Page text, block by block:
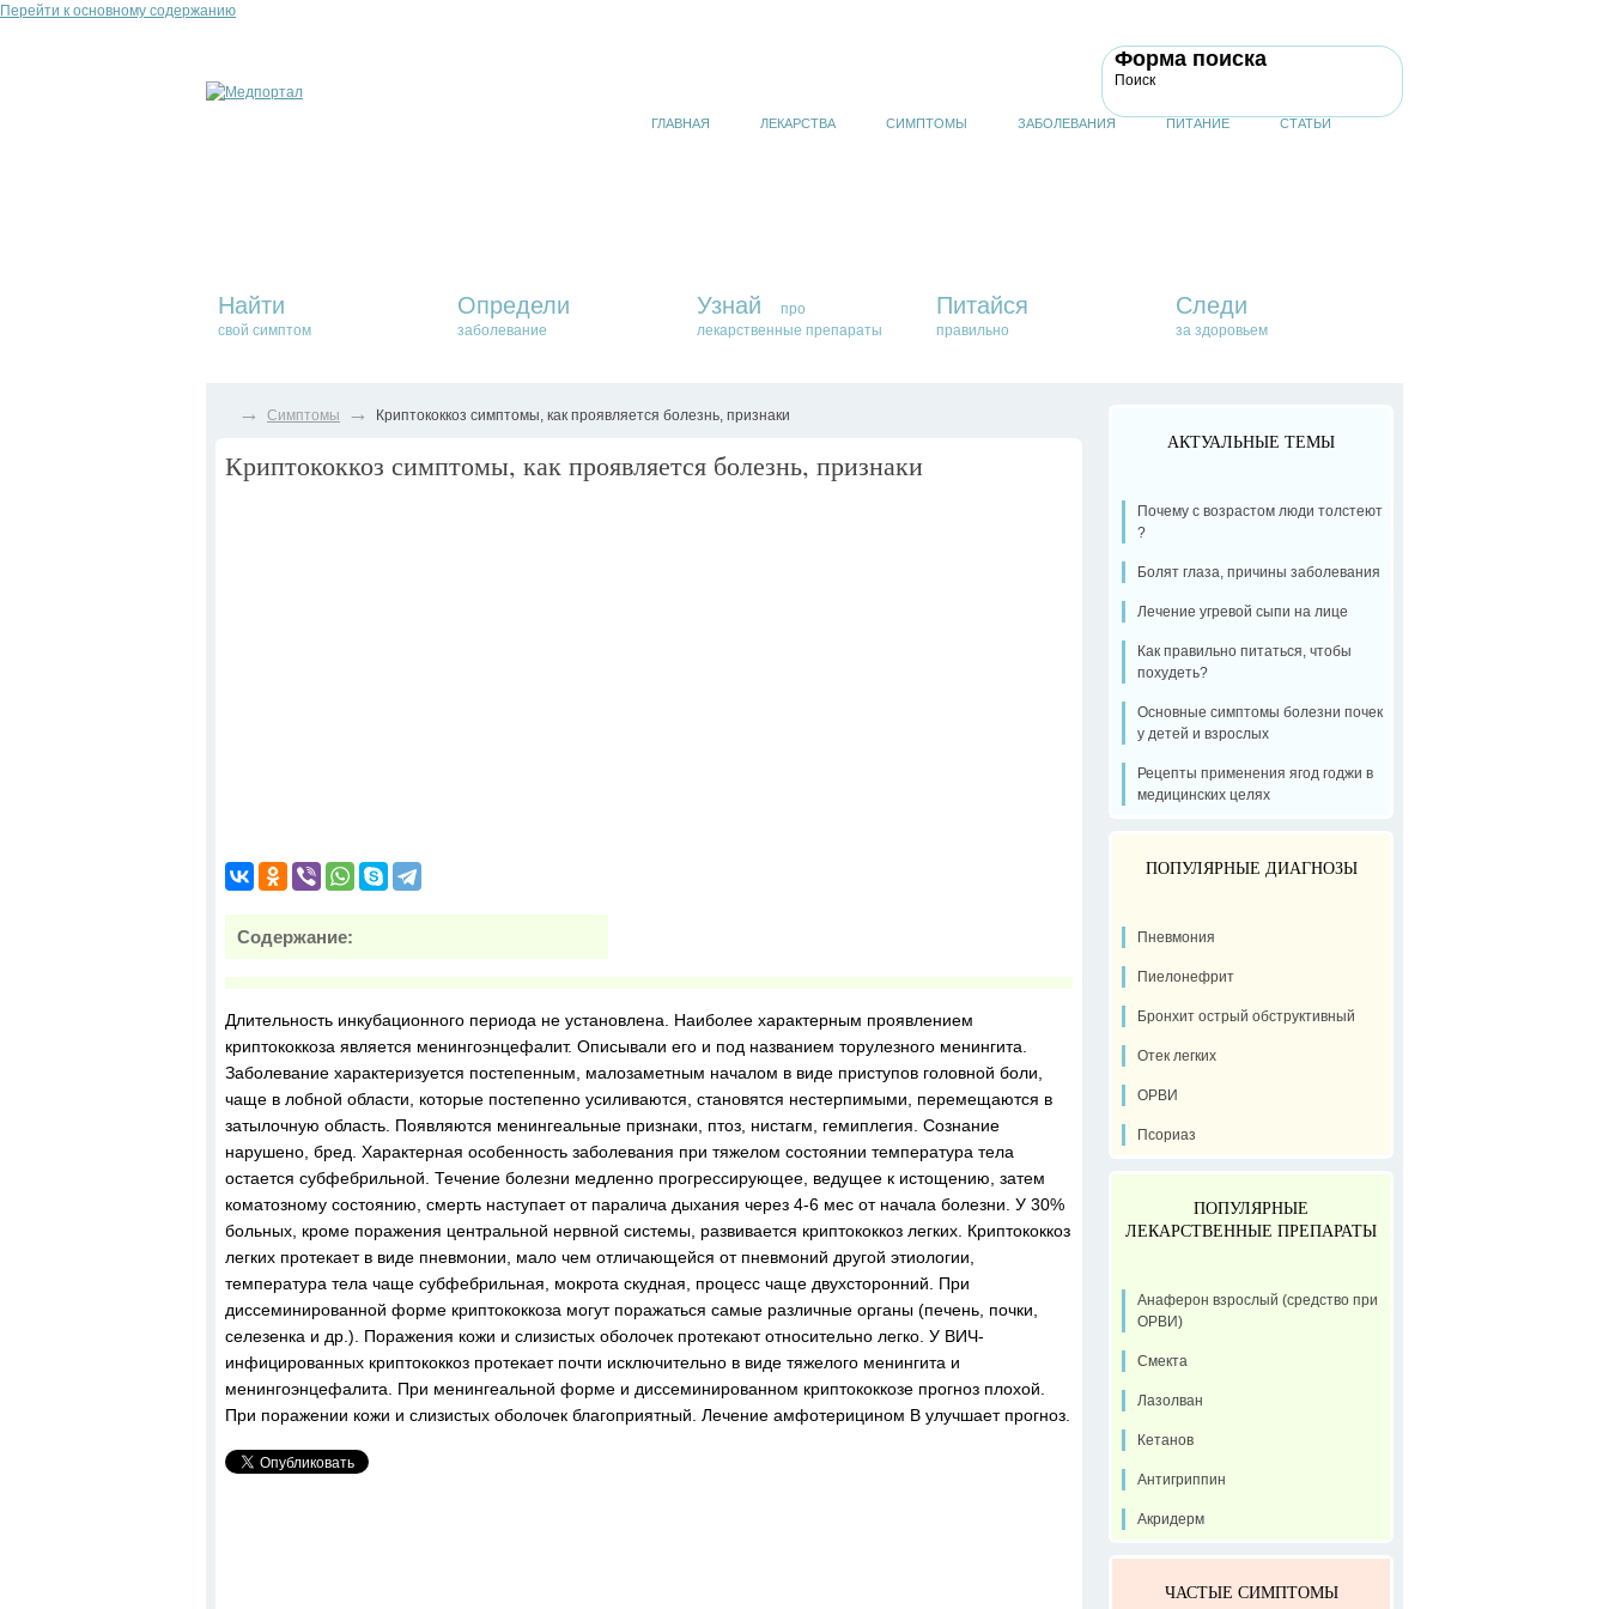
Перейти к основному содержанию
Форма поиска
Поиск
ГЛАВНАЯ ЛЕКАРСТВА СИМПТОМЫ ЗАБОЛЕВАНИЯ ПИТАНИЕ СТАТЬИ
Найти
свой симптом
Определи
заболевание
Узнай
про
лекарственные препараты
Питайся
правильно
Следи
за здоровьем
→ Симптомы → Криптококкоз симптомы, как проявляется болезнь, признаки
Криптококкоз симптомы, как проявляется болезнь, признаки
Содержание:
Длительность инкубационного периода не установлена. Наиболее характерным проявлением
криптококкоза является менингоэнцефалит. Описывали его и под названием торулезного менингита.
Заболевание характеризуется постепенным, малозаметным началом в виде приступов головной боли,
чаще в лобной области, которые постепенно усиливаются, становятся нестерпимыми, перемещаются в
затылочную область. Появляются менингеальные признаки, птоз, нистагм, гемиплегия. Сознание
нарушено, бред. Характерная особенность заболевания при тяжелом состоянии температура тела
остается субфебрильной. Течение болезни медленно прогрессирующее, ведущее к истощению, затем
коматозному состоянию, смерть наступает от паралича дыхания через 4-6 мес от начала болезни. У 30%
больных, кроме поражения центральной нервной системы, развивается криптококкоз легких. Криптококкоз
легких протекает в виде пневмонии, мало чем отличающейся от пневмоний другой этиологии,
температура тела чаще субфебрильная, мокрота скудная, процесс чаще двухсторонний. При
диссеминированной форме криптококкоза могут поражаться самые различные органы (печень, почки,
селезенка и др.). Поражения кожи и слизистых оболочек протекают относительно легко. У ВИЧ-
инфицированных криптококкоз протекает почти исключительно в виде тяжелого менингита и
менингоэнцефалита. При менингеальной форме и диссеминированном криптококкозе прогноз плохой.
При поражении кожи и слизистых оболочек благоприятный. Лечение амфотерицином В улучшает прогноз.
АКТУАЛЬНЫЕ ТЕМЫ
Почему с возрастом люди толстеют
?
Болят глаза, причины заболевания
Лечение угревой сыпи на лице
Как правильно питаться, чтобы
похудеть?
Основные симптомы болезни почек
у детей и взрослых
Рецепты применения ягод годжи в
медицинских целях
ПОПУЛЯРНЫЕ ДИАГНОЗЫ
Пневмония
Пиелонефрит
Бронхит острый обструктивный
Отек легких
ОРВИ
Псориаз
ПОПУЛЯРНЫЕ
ЛЕКАРСТВЕННЫЕ ПРЕПАРАТЫ
Анаферон взрослый (средство при
ОРВИ)
Смекта
Лазолван
Кетанов
Антигриппин
Акридерм
ЧАСТЫЕ СИМПТОМЫ